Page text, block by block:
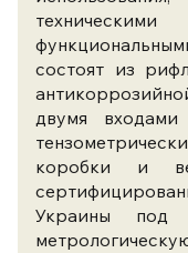
состоят из
двумя
коробки и
Украины